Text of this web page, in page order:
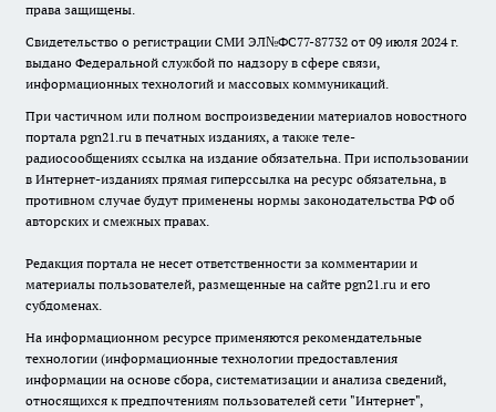
права защищены.
Свидетельство о регистрации СМИ ЭЛ№ФС77-87732 от 09 июля 2024 г.
выдано Федеральной службой по надзору в сфере связи,
информационных технологий и массовых коммуникаций.
При частичном или полном воспроизведении материалов новостного
портала pgn21.ru в печатных изданиях, а также теле-
радиосообщениях ссылка на издание обязательна. При использовании
в Интернет-изданиях прямая гиперссылка на ресурс обязательна, в
противном случае будут применены нормы законодательства РФ об
авторских и смежных правах.
Редакция портала не несет ответственности за комментарии и
материалы пользователей, размещенные на сайте pgn21.ru и его
субдоменах.
На информационном ресурсе применяются рекомендательные
технологии (информационные технологии предоставления
информации на основе сбора, систематизации и анализа сведений,
относящихся к предпочтениям пользователей сети "Интернет",